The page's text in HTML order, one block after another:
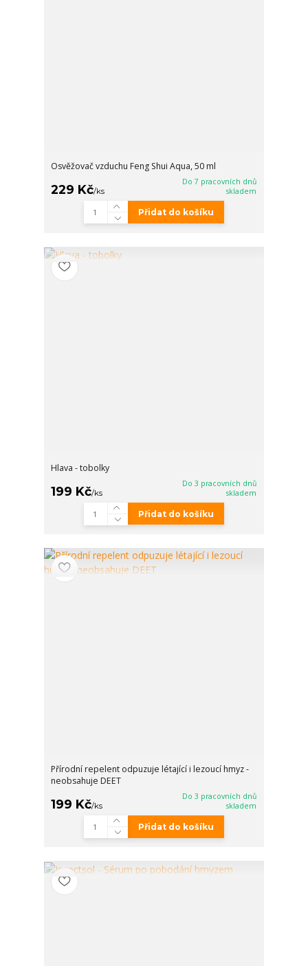
Osvěžovač vzduchu Feng Shui Aqua, 50 ml
229 Kč/ks
Do 7 pracovních dnů
skladem
Přidat do košíku
Hlava - tobolky
199 Kč/ks
Do 3 pracovních dnů
skladem
Přidat do košíku
Přírodní repelent odpuzuje létající i lezoucí hmyz -
neobsahuje DEET
199 Kč/ks
Do 3 pracovních dnů
skladem
Přidat do košíku